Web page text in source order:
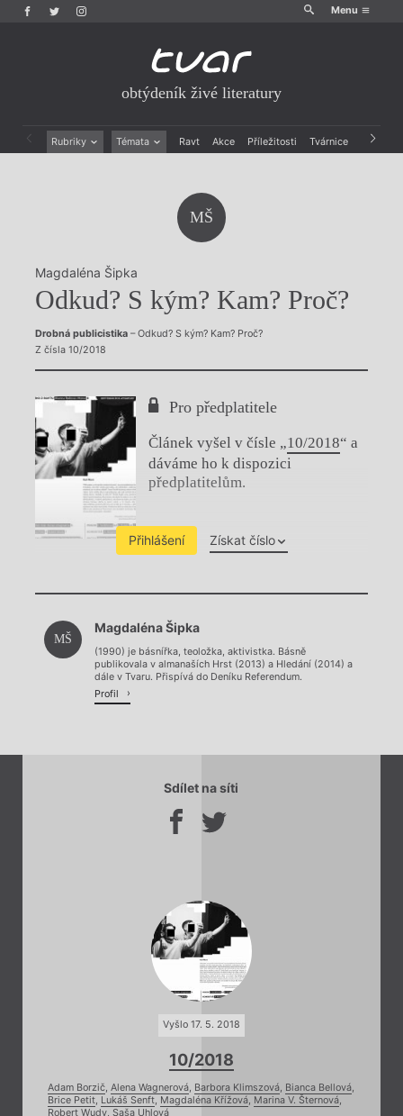
Menu
obtýdeník živé literatury
Rubriky Témata Ravt Akce Příležitosti Tvárnice Archiv
Výroční ceny
MŠ
Magdaléna Šipka
Odkud? S kým? Kam? Proč?
Drobná publicistika– Odkud? S kým? Kam? Proč?
Z čísla 10/2018
Pro předplatitele
Článek vyšel v čísle „10/2018“ a
dáváme ho k dispozici
předplatitelům.
Přihlášení Získat číslo
Chviličku.
Načítá se.
MŠ
Magdaléna Šipka
(1990) je básnířka, teoložka, aktivistka. Básně
publikovala v almanaších Hrst (2013) a Hledání (2014) a
dále v Tvaru. Přispívá do Deníku Referendum.
Profil
Sdílet na síti
Vyšlo 17. 5. 2018
10/2018
Adam Borzič, Alena Wagnerová, Barbora Klimszová, Bianca Bellová,
Brice Petit, Lukáš Senft, Magdaléna Křížová, Marina V. Šternová,
Robert Wudy, Saša Uhlová